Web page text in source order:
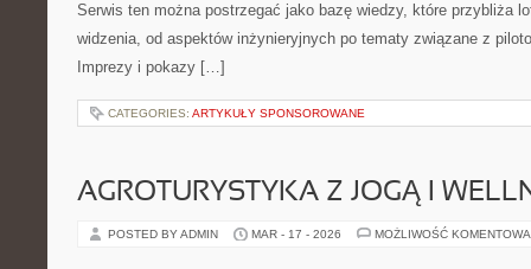
Serwis ten można postrzegać jako bazę wiedzy, które przybliża
widzenia, od aspektów inżynieryjnych po tematy związane z
Imprezy i pokazy […]
CATEGORIES: ARTYKUŁY SPONSOROWANE
AGROTURYSTYKA Z JOGĄ I
POSTED BY ADMIN MAR - 17 - 2026 MOŻLIWOŚĆ